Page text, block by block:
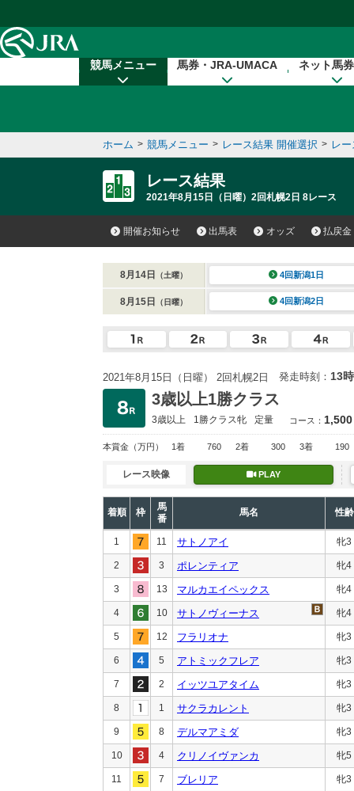
競馬メニュー 馬券・JRA-UMACA ネット馬
ホーム > 競馬メニュー > レース結果 開催選択 > レ
レース結果
2021年8月15日（日曜）2回札幌2日 8レース
開催お知らせ 出馬表 オッズ 払戻金
8月14日 （土曜） 4回新潟1日
8月15日 （日曜） 4回新潟2日
2021年8月15日（日曜） 2回札幌2日 発走時刻： 13
3歳以上1勝クラス
3歳以上 1勝クラス牝 定量 コース： 1,500
本賞金 （万円） 1着 760 2着 300 3着 190
レース映像 PLAY
着順 枠
馬
番
馬名 性齢
1 11 サトノアイ 牝3
2 3 ポレンティア 牝4
3 13 マルカエイペックス 牝4
4 10 サトノヴィーナス 牝4
5 12 フラリオナ 牝3
6 5 アトミックフレア 牝3
7 2 イッツユアタイム 牝3
8 1 サクラカレント 牝3
9 8 デルマアミダ 牝3
10 4 クリノイヴァンカ 牝5
11 7 ブレリア 牝3